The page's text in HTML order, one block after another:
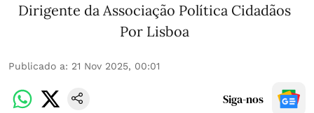
Dirigente da Associação Política Cidadãos
Por Lisboa
Publicado a: 21 Nov 2025, 00:01
Siga-nos